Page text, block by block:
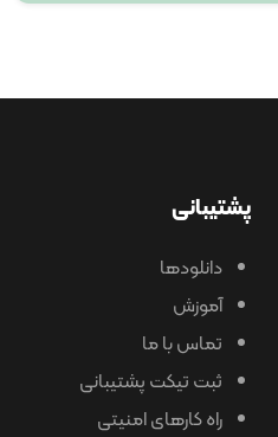
پشتیبانی
دانلودها
آموزش
تماس با ما
ثبت تیکت پشتیبانی
راه کارهای امنیتی